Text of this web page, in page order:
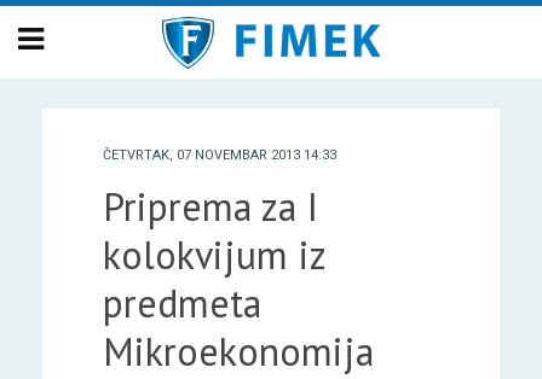
ČETVRTAK, 07 NOVEMBAR 2013 14:33
Priprema za I
kolokvijum iz
predmeta
Mikroekonomija